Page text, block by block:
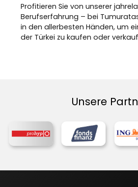
Profitieren Sie von unserer
Berufserfahrung – bei
in den allerbesten Händen, um
der Türkei zu kaufen oder
Unsere